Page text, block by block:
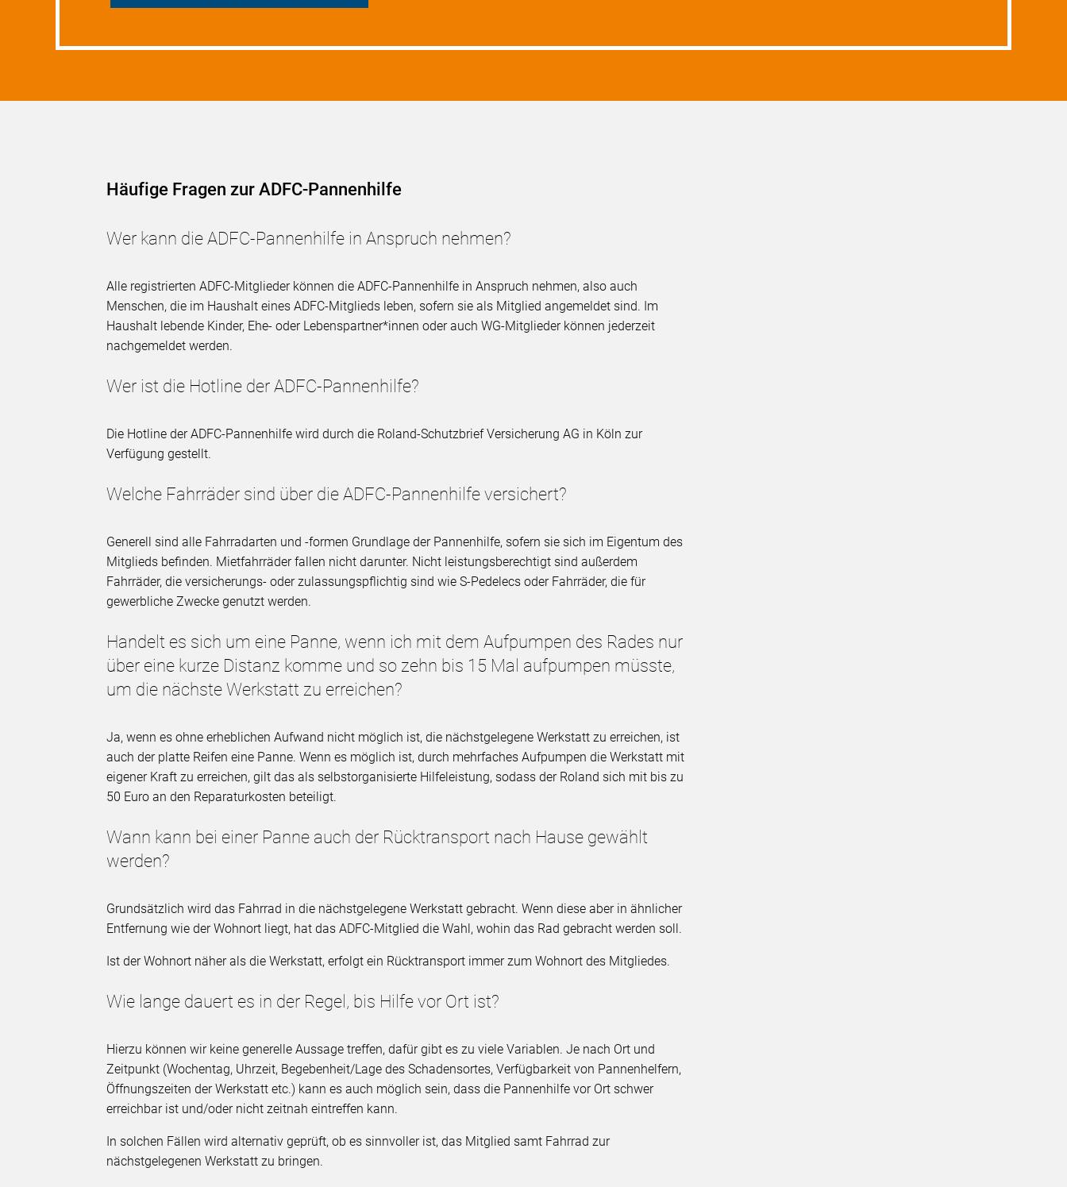
Häufige Fragen zur ADFC-Pannenhilfe
Wer kann die ADFC-Pannenhilfe in Anspruch nehmen?
Alle registrierten ADFC-Mitglieder können die ADFC-Pannenhilfe in Anspruch nehmen, also auch
Menschen, die im Haushalt eines ADFC-Mitglieds leben, sofern sie als Mitglied angemeldet sind. Im
Haushalt lebende Kinder, Ehe- oder Lebenspartner*innen oder auch WG-Mitglieder können jederzeit
nachgemeldet werden.
Wer ist die Hotline der ADFC-Pannenhilfe?
Die Hotline der ADFC-Pannenhilfe wird durch die Roland-Schutzbrief Versicherung AG in Köln zur
Verfügung gestellt.
Welche Fahrräder sind über die ADFC-Pannenhilfe versichert?
Generell sind alle Fahrradarten und -formen Grundlage der Pannenhilfe, sofern sie sich im Eigentum des
Mitglieds befinden. Mietfahrräder fallen nicht darunter. Nicht leistungsberechtigt sind außerdem
Fahrräder, die versicherungs- oder zulassungspflichtig sind wie S-Pedelecs oder Fahrräder, die für
gewerbliche Zwecke genutzt werden.
Handelt es sich um eine Panne, wenn ich mit dem Aufpumpen des Rades nur
über eine kurze Distanz komme und so zehn bis 15 Mal aufpumpen müsste,
um die nächste Werkstatt zu erreichen?
Ja, wenn es ohne erheblichen Aufwand nicht möglich ist, die nächstgelegene Werkstatt zu erreichen, ist
auch der platte Reifen eine Panne. Wenn es möglich ist, durch mehrfaches Aufpumpen die Werkstatt mit
eigener Kraft zu erreichen, gilt das als selbstorganisierte Hilfeleistung, sodass der Roland sich mit bis zu
50 Euro an den Reparaturkosten beteiligt.
Wann kann bei einer Panne auch der Rücktransport nach Hause gewählt
werden?
Grundsätzlich wird das Fahrrad in die nächstgelegene Werkstatt gebracht. Wenn diese aber in ähnlicher
Entfernung wie der Wohnort liegt, hat das ADFC-Mitglied die Wahl, wohin das Rad gebracht werden soll.
Ist der Wohnort näher als die Werkstatt, erfolgt ein Rücktransport immer zum Wohnort des Mitgliedes.
Wie lange dauert es in der Regel, bis Hilfe vor Ort ist?
Hierzu können wir keine generelle Aussage treffen, dafür gibt es zu viele Variablen. Je nach Ort und
Zeitpunkt (Wochentag, Uhrzeit, Begebenheit/Lage des Schadensortes, Verfügbarkeit von Pannenhelfern,
Öffnungszeiten der Werkstatt etc.) kann es auch möglich sein, dass die Pannenhilfe vor Ort schwer
erreichbar ist und/oder nicht zeitnah eintreffen kann.
In solchen Fällen wird alternativ geprüft, ob es sinnvoller ist, das Mitglied samt Fahrrad zur
nächstgelegenen Werkstatt zu bringen.